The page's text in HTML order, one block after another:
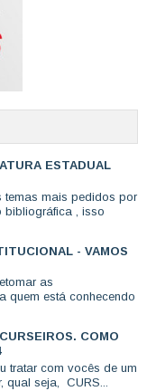
ESTADUAL
mais pedidos por
bibliográfica , isso
- VAMOS
as
quem está conhecendo
COMO
tratar com vocês de um
qual seja, CURS...